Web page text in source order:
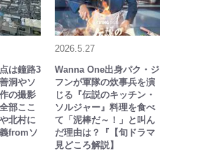
は鐘路3
洞やソ
の撮影
部ここ
北村に
fromソ
2026.5.27
Wanna One出身パク・ジ
フンが軍隊の炊事兵を演
じる『伝説のキッチン・
ソルジャー』料理を食べ
て「泥棒だ～！」と叫ん
だ理由は？『【旬ドラマ
見どころ解説】